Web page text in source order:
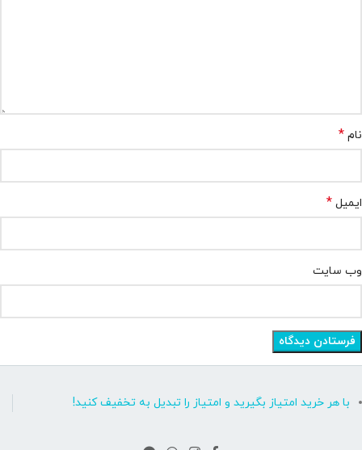
نام *
ایمیل *
وب‌ سایت
با هر خرید امتیاز بگیرید و امتیاز را تبدیل به تخفیف کنید!